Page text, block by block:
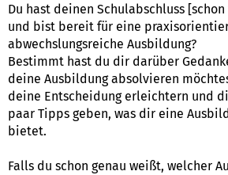
Du hast deinen Schulabschluss
und bist bereit für eine
abwechslungsreiche Ausbildung?
Bestimmt hast du dir darüber
deine Ausbildung absolvieren
deine Entscheidung erleichtern und
paar Tipps geben, was dir eine
bietet.
Falls du schon genau weißt, welcher